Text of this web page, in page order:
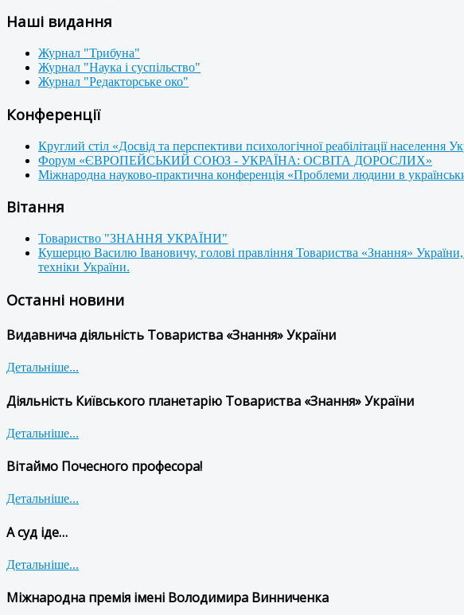
Наші видання
Журнал "Трибуна"
Журнал "Наука і суспільство"
Журнал "Редакторське око"
Конференції
Круглий стіл «Досвід та перспективи психологічної реабілітації населення
Форум «ЄВРОПЕЙСЬКИЙ СОЮЗ - УКРАЇНА: ОСВІТА ДОРОСЛИХ»
Міжнародна науково-практична конференція «Проблеми людини в
Вітання
Товариство "ЗНАННЯ УКРАЇНИ"
Кушерцю Василю Івановичу, голові правління Товариства «Знання»
техніки України.
Останні новини
Видавнича діяльність Товариства «Знання» України
Детальніше...
Діяльність Київського планетарію Товариства «Знання» України
Детальніше...
Вітаймо Почесного професора!
Детальніше...
А суд іде…
Детальніше...
Міжнародна премія імені Володимира Винниченка